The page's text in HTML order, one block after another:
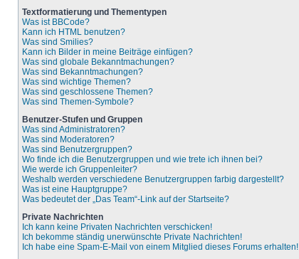
Textformatierung und Thementypen
Was ist BBCode?
Kann ich HTML benutzen?
Was sind Smilies?
Kann ich Bilder in meine Beiträge einfügen?
Was sind globale Bekanntmachungen?
Was sind Bekanntmachungen?
Was sind wichtige Themen?
Was sind geschlossene Themen?
Was sind Themen-Symbole?
Benutzer-Stufen und Gruppen
Was sind Administratoren?
Was sind Moderatoren?
Was sind Benutzergruppen?
Wo finde ich die Benutzergruppen und wie trete ich ihnen bei?
Wie werde ich Gruppenleiter?
Weshalb werden verschiedene Benutzergruppen farbig dargestellt?
Was ist eine Hauptgruppe?
Was bedeutet der „Das Team“-Link auf der Startseite?
Private Nachrichten
Ich kann keine Privaten Nachrichten verschicken!
Ich bekomme ständig unerwünschte Private Nachrichten!
Ich habe eine Spam-E-Mail von einem Mitglied dieses Forums erhalten!